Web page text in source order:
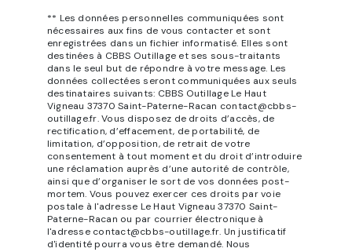
** Les données personnelles communiquées sont
nécessaires aux fins de vous contacter et sont
enregistrées dans un fichier informatisé. Elles sont
destinées à CBBS Outillage et ses sous-traitants
dans le seul but de répondre à votre message. Les
données collectées seront communiquées aux seuls
destinataires suivants: CBBS Outillage Le Haut
Vigneau 37370 Saint-Paterne-Racan contact@cbbs-
outillage.fr. Vous disposez de droits d’accès, de
rectification, d’effacement, de portabilité, de
limitation, d’opposition, de retrait de votre
consentement à tout moment et du droit d’introduire
une réclamation auprès d’une autorité de contrôle,
ainsi que d’organiser le sort de vos données post-
mortem. Vous pouvez exercer ces droits par voie
postale à l'adresse Le Haut Vigneau 37370 Saint-
Paterne-Racan ou par courrier électronique à
l'adresse contact@cbbs-outillage.fr. Un justificatif
d'identité pourra vous être demandé. Nous